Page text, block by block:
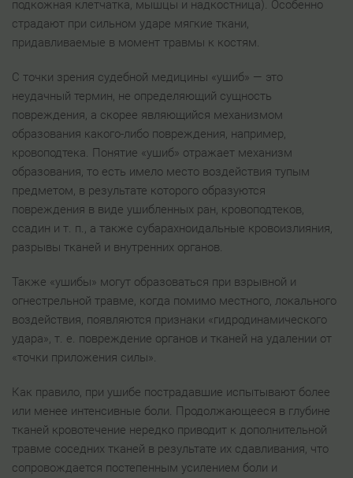
подкожная клетчатка, мышцы и надкостница). Особенно
страдают при сильном ударе мягкие ткани,
придавливаемые в момент травмы к костям.
С точки зрения судебной медицины «ушиб» — это
неудачный термин, не определяющий сущность
повреждения, а скорее являющийся механизмом
образования какого-либо повреждения, например,
кровоподтека. Понятие «ушиб» отражает механизм
образования, то есть имело место воздействия тупым
предметом, в результате которого образуются
повреждения в виде ушибленных ран, кровоподтеков,
ссадин и т. п., а также субарахноидальные кровоизлияния,
разрывы тканей и внутренних органов.
Также «ушибы» могут образоваться при взрывной и
огнестрельной травме, когда помимо местного, локального
воздействия, появляются признаки «гидродинамического
удара», т. е. повреждение органов и тканей на удалении от
«точки приложения силы».
Как правило, при ушибе пострадавшие испытывают более
или менее интенсивные боли. Продолжающееся в глубине
тканей кровотечение нередко приводит к дополнительной
травме соседних тканей в результате их сдавливания, что
сопровождается постепенным усилением боли и